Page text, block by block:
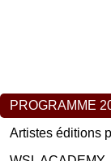
PROGRAMME
Artistes éditions